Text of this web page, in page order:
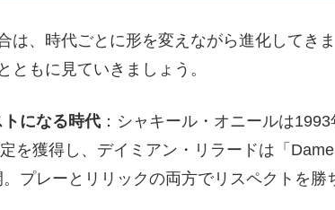
は、時代ごとに形を変えながら進化してき
ともに見ていきましょう。
になる時代：シャキール・オニールは
を獲得し、デイミアン・リラードは「
プレーとリリックの両方でリスペクトを勝